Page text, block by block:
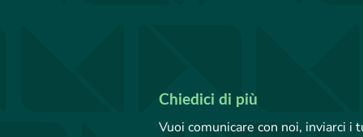
Chiedici di più
Vuoi comunicare con noi, inviarci